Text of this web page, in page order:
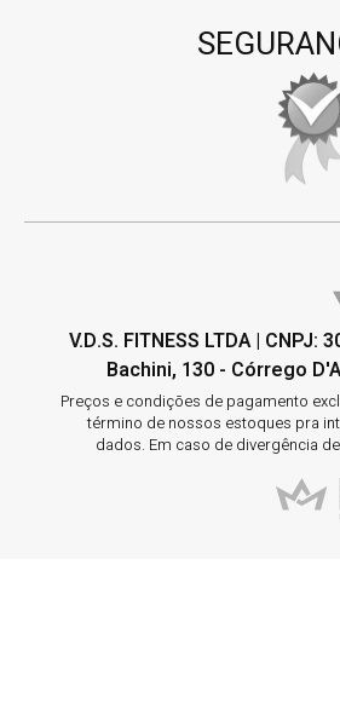
V.D.S. FITNESS LTDA |
Bachini, 130 - Córrego
Preços e condições de pagamento
término de nossos estoques pra
dados. Em caso de divergência